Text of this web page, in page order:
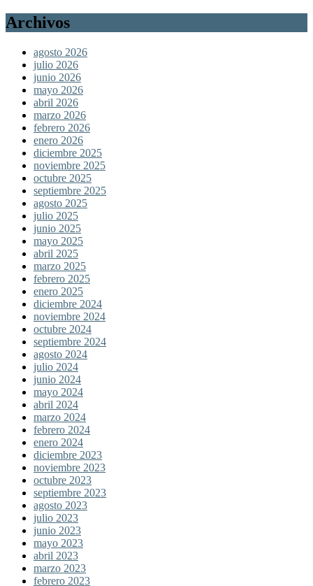
Archivos
agosto 2026
julio 2026
junio 2026
mayo 2026
abril 2026
marzo 2026
febrero 2026
enero 2026
diciembre 2025
noviembre 2025
octubre 2025
septiembre 2025
agosto 2025
julio 2025
junio 2025
mayo 2025
abril 2025
marzo 2025
febrero 2025
enero 2025
diciembre 2024
noviembre 2024
octubre 2024
septiembre 2024
agosto 2024
julio 2024
junio 2024
mayo 2024
abril 2024
marzo 2024
febrero 2024
enero 2024
diciembre 2023
noviembre 2023
octubre 2023
septiembre 2023
agosto 2023
julio 2023
junio 2023
mayo 2023
abril 2023
marzo 2023
febrero 2023